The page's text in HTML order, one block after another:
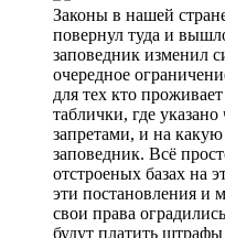
Законы в нашей
повернул туда и
заповедник изменил
очередное
для тех кто
таблички, где
запретами, и на
заповедник. Всё
отстроеных базах на
эти постановления и
свои права
будут платить